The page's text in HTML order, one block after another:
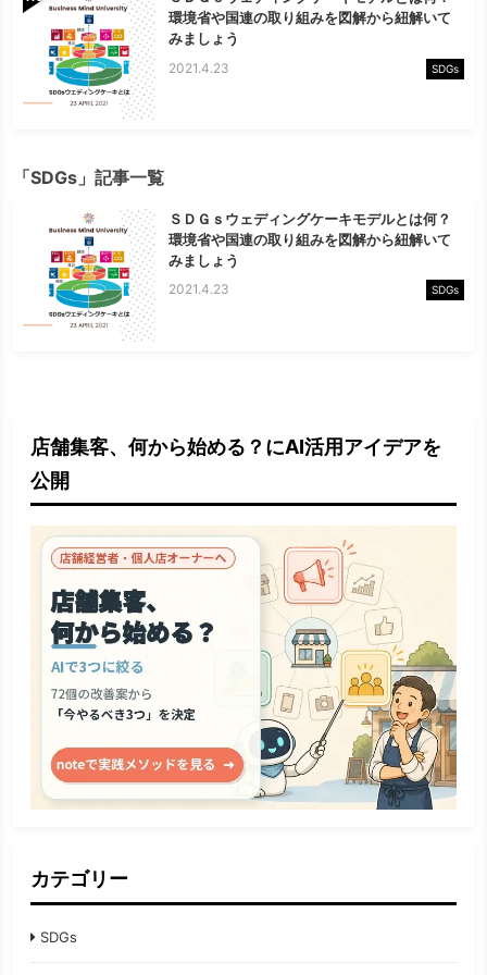
環境省や国連の取り組みを図解から紐解いて
みましょう
2021.4.23 SDGs
「SDGs」記事一覧
ＳＤＧｓウェディングケーキモデルとは何？
環境省や国連の取り組みを図解から紐解いて
みましょう
2021.4.23 SDGs
店舗集客、何から始める？にAI活用アイデアを
公開
カテゴリー
SDGs